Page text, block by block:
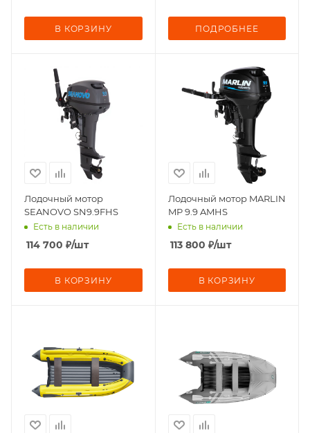
В КОРЗИНУ ПОДРОБНЕЕ
Лодочный мотор
SEANOVO SN9.9FHS
Есть в наличии
114 700 ₽/шт
В КОРЗИНУ
Лодочный мотор MARLIN
MP 9.9 AMHS
Есть в наличии
113 800 ₽/шт
В КОРЗИНУ